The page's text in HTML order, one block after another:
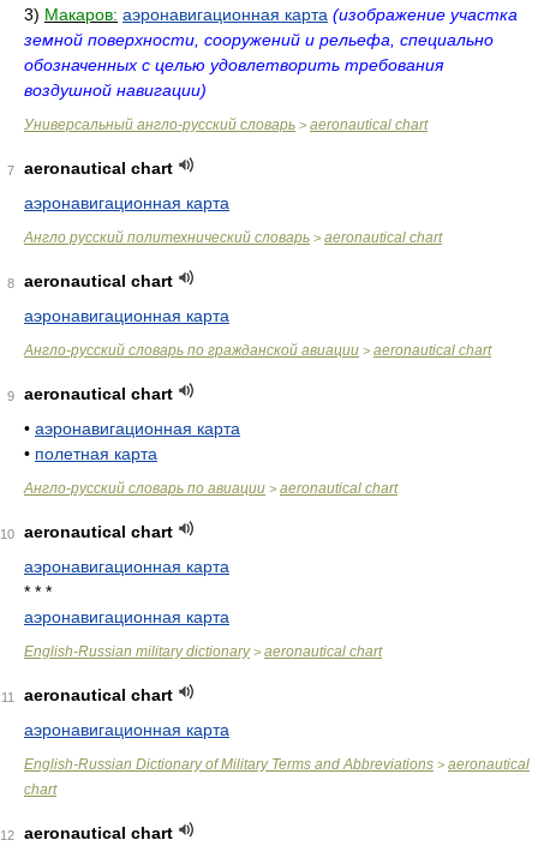
3) Макаров: аэронавигационная карта (изображение участка
земной поверхности, сооружений и рельефа, специально
обозначенных с целью удовлетворить требования
воздушной навигации)
Универсальный англо-русский словарь > aeronautical chart
7
aeronautical chart
аэронавигационная карта
Англо русский политехнический словарь > aeronautical chart
8
aeronautical chart
аэронавигационная карта
Англо-русский словарь по гражданской авиации > aeronautical chart
9
aeronautical chart
• аэронавигационная карта
• полетная карта
Англо-русский словарь по авиации > aeronautical chart
10
aeronautical chart
аэронавигационная карта
* * *
аэронавигационная карта
English-Russian military dictionary> aeronautical chart
11
aeronautical chart
аэронавигационная карта
English-Russian Dictionary of Military Terms and Abbreviations > aeronautical
chart
12 aeronautical chart